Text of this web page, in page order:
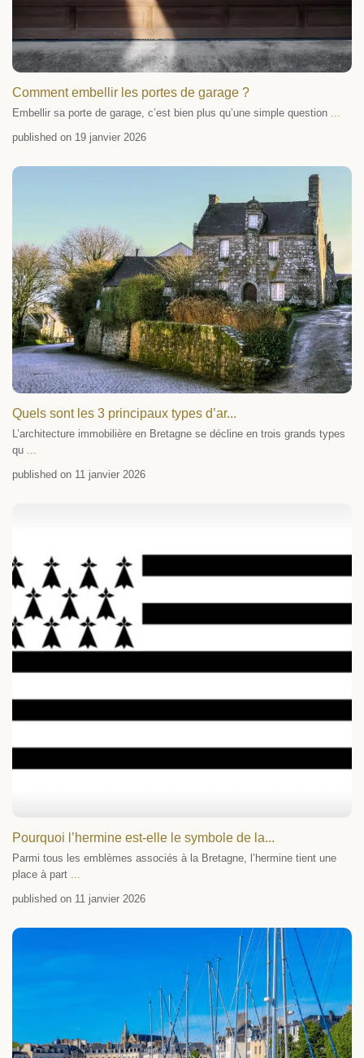
Comment embellir les portes de garage ?
Embellir sa porte de garage, c’est bien plus qu’une simple question ...
published on 19 janvier 2026
Quels sont les 3 principaux types d’ar...
L’architecture immobilière en Bretagne se décline en trois grands types
qu
published on 11 janvier 2026
Pourquoi l’hermine est-elle le symbole de la...
Parmi tous les emblèmes associés à la Bretagne, l’hermine tient une
place à part ...
published on 11 janvier 2026